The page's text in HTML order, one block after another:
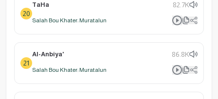
20
TaHa 82.7K
Salah Bou Khater: Muratalun
21
Al-Anbiya' 86.8K
Salah Bou Khater: Muratalun